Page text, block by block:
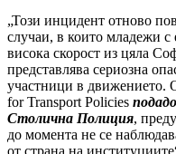
„Този инцидент отново
случаи, в които младежи с
висока скорост из цяла
представлява сериозна
участници в движението.
for Transport Policies
Столична Полиция,
до момента не се
от страна на